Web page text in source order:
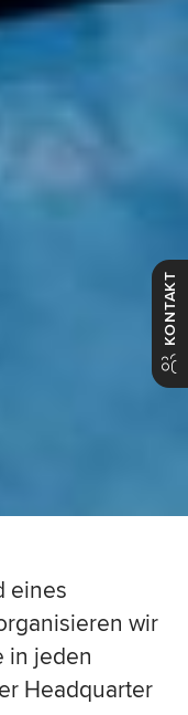
eines
wir
in jeden
Headquarter
KONTAKT